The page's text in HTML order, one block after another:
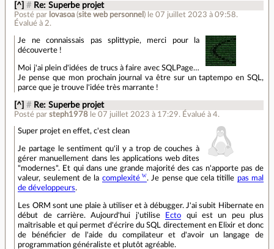
[^] # Re: Superbe projet
Posté par lovasoa (site web personnel ) le 07 juillet 2023 à 09:58.
Évalué à 2.
Je ne connaissais pas splittypie, merci pour la
découverte !
Moi j'ai plein d'idées de trucs à faire avec SQLPage…
Je pense que mon prochain journal va être sur un taptempo en SQL,
parce que je trouve l'idée très marrante !
[^] # Re: Superbe projet
Posté parsteph1978 le 07 juillet 2023 à 17:29. Évalué à4.
Super projet en effet, c'est clean
Je partage le sentiment qu'il y a trop de couches à
gérer manuellement dans les applications web dites
"modernes". Et qui dans une grande majorité des cas n'apporte pas de
valeur, seulement de la complexité . Je pense que cela titille pas mal
de développeurs.
Les ORM sont une plaie à utiliser et à débugger. J'ai subit Hibernate en
début de carrière. Aujourd'hui j'utilise
Ecto qui est un peu plus
maîtrisable et qui permet d'écrire du SQL directement en Elixir et donc
de bénéficier de l'aide du compilateur et d'avoir un langage de
programmation généraliste et plutôt agréable.